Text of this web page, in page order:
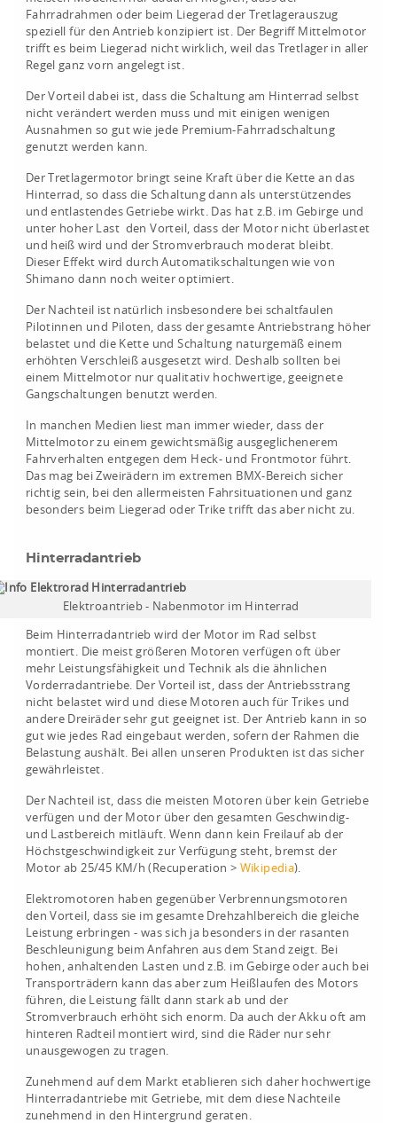
Fahrradrahmen oder beim Liegerad der Tretlagerauszug
speziell für den Antrieb konzipiert ist. Der Begriff Mittelmotor
trifft es beim Liegerad nicht wirklich, weil das Tretlager in aller
Regel ganz vorn angelegt ist.
Der Vorteil dabei ist, dass die Schaltung am Hinterrad selbst
nicht verändert werden muss und mit einigen wenigen
Ausnahmen so gut wie jede Premium-Fahrradschaltung
genutzt werden kann.
Der Tretlagermotor bringt seine Kraft über die Kette an das
Hinterrad, so dass die Schaltung dann als unterstützendes
und entlastendes Getriebe wirkt. Das hat z.B. im Gebirge und
unter hoher Last den Vorteil, dass der Motor nicht überlastet
und heiß wird und der Stromverbrauch moderat bleibt.
Dieser Effekt wird durch Automatikschaltungen wie von
Shimano dann noch weiter optimiert.
Der Nachteil ist natürlich insbesondere bei schaltfaulen
Pilotinnen und Piloten, dass der gesamte Antriebstrang höher
belastet und die Kette und Schaltung naturgemäß einem
erhöhten Verschleiß ausgesetzt wird. Deshalb sollten bei
einem Mittelmotor nur qualitativ hochwertige, geeignete
Gangschaltungen benutzt werden.
In manchen Medien liest man immer wieder, dass der
Mittelmotor zu einem gewichtsmäßig ausgeglichenerem
Fahrverhalten entgegen dem Heck- und Frontmotor führt.
Das mag bei Zweirädern im extremen BMX-Bereich sicher
richtig sein, bei den allermeisten Fahrsituationen und ganz
besonders beim Liegerad oder Trike trifft das aber nicht zu.
Hinterradantrieb
Elektroantrieb - Nabenmotor im Hinterrad
Beim Hinterradantrieb wird der Motor im Rad selbst
montiert. Die meist größeren Motoren verfügen oft über
mehr Leistungsfähigkeit und Technik als die ähnlichen
Vorderradantriebe. Der Vorteil ist, dass der Antriebsstrang
nicht belastet wird und diese Motoren auch für Trikes und
andere Dreiräder sehr gut geeignet ist. Der Antrieb kann in so
gut wie jedes Rad eingebaut werden, sofern der Rahmen die
Belastung aushält. Bei allen unseren Produkten ist das sicher
gewährleistet.
Der Nachteil ist, dass die meisten Motoren über kein Getriebe
verfügen und der Motor über den gesamten Geschwindig-
und Lastbereich mitläuft. Wenn dann kein Freilauf ab der
Höchstgeschwindigkeit zur Verfügung steht, bremst der
Motor ab 25/45 KM/h (Recuperation > Wikipedia).
Elektromotoren haben gegenüber Verbrennungsmotoren
den Vorteil, dass sie im gesamte Drehzahlbereich die gleiche
Leistung erbringen - was sich ja besonders in der rasanten
Beschleunigung beim Anfahren aus dem Stand zeigt. Bei
hohen, anhaltenden Lasten und z.B. im Gebirge oder auch bei
Transporträdern kann das aber zum Heißlaufen des Motors
führen, die Leistung fällt dann stark ab und der
Stromverbrauch erhöht sich enorm. Da auch der Akku oft am
hinteren Radteil montiert wird, sind die Räder nur sehr
unausgewogen zu tragen.
Zunehmend auf dem Markt etablieren sich daher hochwertige
Hinterradantriebe mit Getriebe, mit dem diese Nachteile
zunehmend in den Hintergrund geraten.